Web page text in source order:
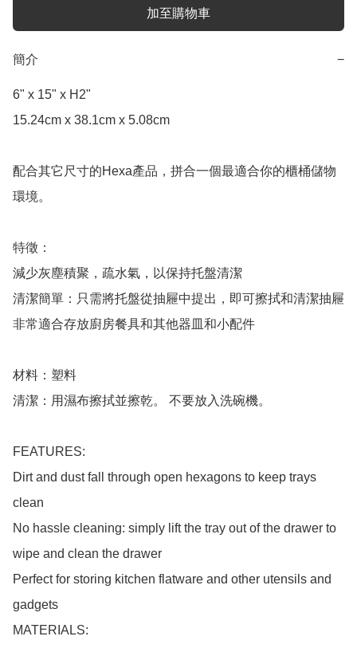
加至購物車
簡介 −
6" x 15" x H2"
15.24cm x 38.1cm x 5.08cm
配合其它尺寸的Hexa產品，拼合一個最適合你的櫃桶儲物
環境。
特徵：
減少灰塵積聚，疏水氣，以保持托盤清潔
清潔簡單：只需將托盤從抽屜中提出，即可擦拭和清潔抽屜
非常適合存放廚房餐具和其他器皿和小配件
材料：塑料
清潔：用濕布擦拭並擦乾。 不要放入洗碗機。
FEATURES:
Dirt and dust fall through open hexagons to keep trays
clean
No hassle cleaning: simply lift the tray out of the drawer to
wipe and clean the drawer
Perfect for storing kitchen flatware and other utensils and
gadgets
MATERIALS: